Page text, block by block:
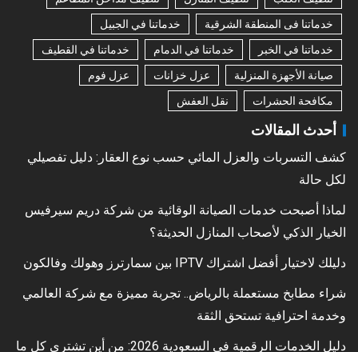
خدماتنا فى المنطقة الشرقية
خدماتنا في الجبيل
خدماتنا في الخبر
خدماتنا في الدمام
خدماتنا في القطيف
صيانة الأجهزة المنزلية
عزل خزانات
عزل فوم
مكافحة الحشرات
نقل العفش
أحدث المقالات
كشف التسربات والعزل المائي حسب نوع العقار: دليل تفصيلي
لكل حالة
لماذا أصبحت خدمات الصيانة الوقائية من شركة دريم سيرفيس
الخيار الذكي لأصحاب المنازل الحديثة؟
دليلك لاختيار أفضل اشتراك IPTV بين سمارترز وهولك وفالكون
شراء مطابخ مستعملة بالرياض.. تجربة مميزة مع شركة العالمي
وخدمة احترافية تستحق الثقة
دليل الخدمات الرقمية في السعودية 2026: من أين تشتري كل ما